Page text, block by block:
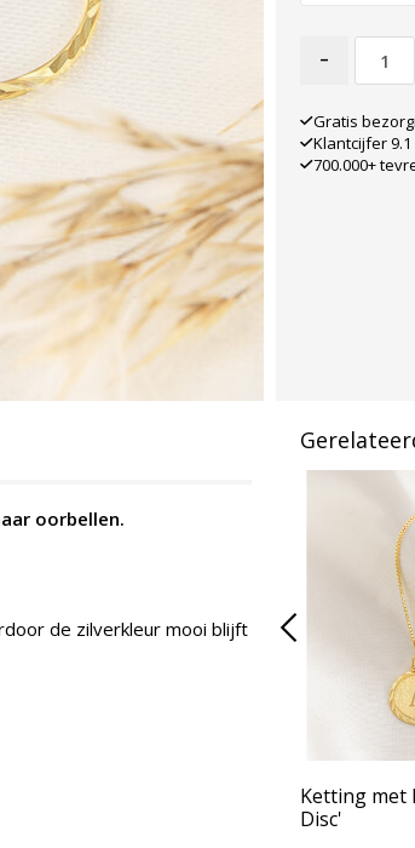
-
Gratis
Klantcijfer 9.1
700.000+
oorbellen.
de zilverkleur mooi blijft
Ketting met
Disc'